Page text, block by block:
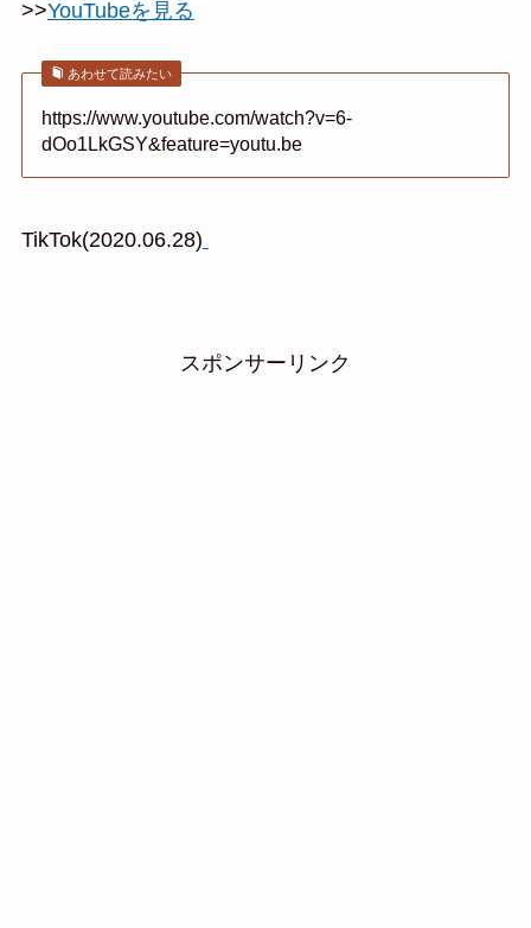
>>YouTubeを見る
あわせて読みたい
https://www.youtube.com/watch?v=6-
dOo1LkGSY&feature=youtu.be
TikTok(2020.06.28)
スポンサーリンク